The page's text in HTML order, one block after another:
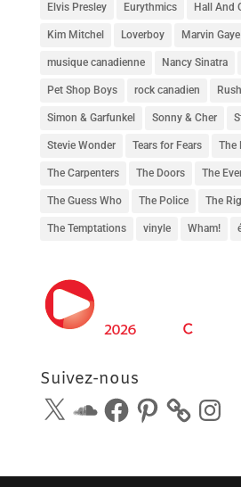
Elvis Presley Eurythmics Hall And
Kim Mitchel Loverboy Marvin Gaye
musique canadienne Nancy Sinatra
Pet Shop Boys rock canadien Rush
Simon & Garfunkel Sonny & Cher
Stevie Wonder Tears for Fears The
The Carpenters The Doors The
The Guess Who The Police The
The Temptations vinyle Wham!
Suivez-nous
X SoundCloud
FacebookPinterest